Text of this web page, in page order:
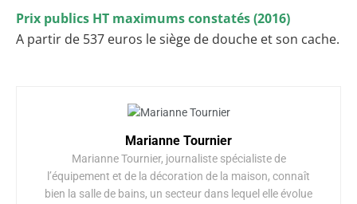
Prix publics HT maximums constatés (2016)
A partir de 537 euros le siège de douche et son cache.
Marianne Tournier
Marianne Tournier, journaliste spécialiste de
l’équipement et de la décoration de la maison, connaît
bien la salle de bains, un secteur dans lequel elle évolue